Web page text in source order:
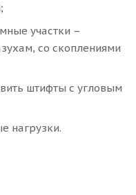
участки –
со скоплениями
штифты с угловым
нагрузки.